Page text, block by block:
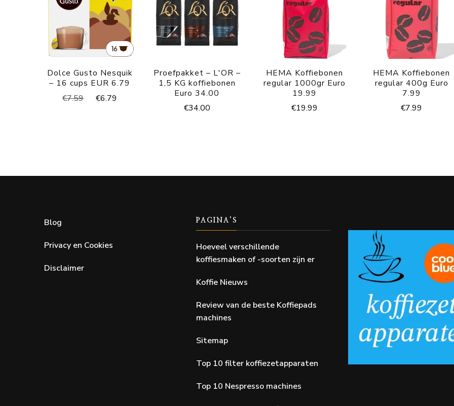
Dolce Gusto Nesquik
– 16 cups EUR 6.79
€7.59
Oorspronkelijke
€6.79
Proefpakket – L'OR –
1,5 KG koffiebonen
Euro 34.00
€34.00
HEMA Koffiebonen
regular 1000gr Euro
19.99
€19.99
HEMA Koffiebonen
regular 400g Euro
7.99
€7.99
Blog
Privacy en Cookies
Disclaimer
PAGINA’S
Hoeveel verschillende
koffiesmaken of -soorten zijn er
Koffie Nieuws
Review van de beste Koffiepads
machines
Sitemap
Top 10 filter koffiezetapparaten
Top 10 Nespresso machines